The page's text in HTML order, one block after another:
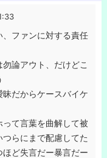
ファンに対する責任
論アウト、だけどこ
だからケースバイケ
て言葉を曲解して被
らにまで配慮してた
ど失言だー暴言だー